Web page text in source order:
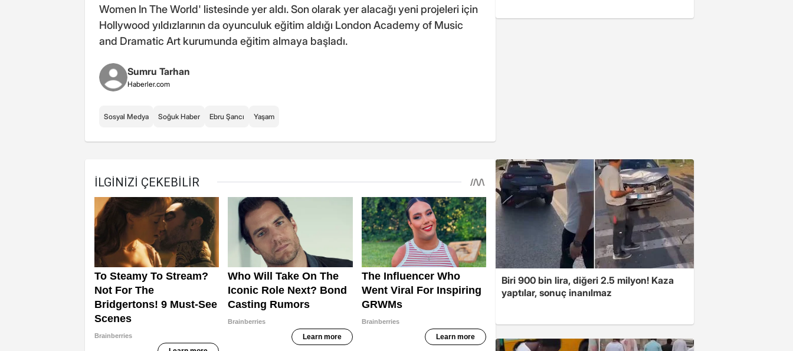
Women In The World' listesinde yer aldı. Son olarak yer alacağı yeni projeleri için
Hollywood yıldızlarının da oyunculuk eğitim aldığı London Academy of Music
and Dramatic Art kurumunda eğitim almaya başladı.
Sumru Tarhan
Haberler.com
Sosyal Medya Soğuk Haber Ebru Şancı Yaşam
Biri 900 bin lira, diğeri 2.5 milyon! Kaza
yaptılar, sonuç inanılmaz